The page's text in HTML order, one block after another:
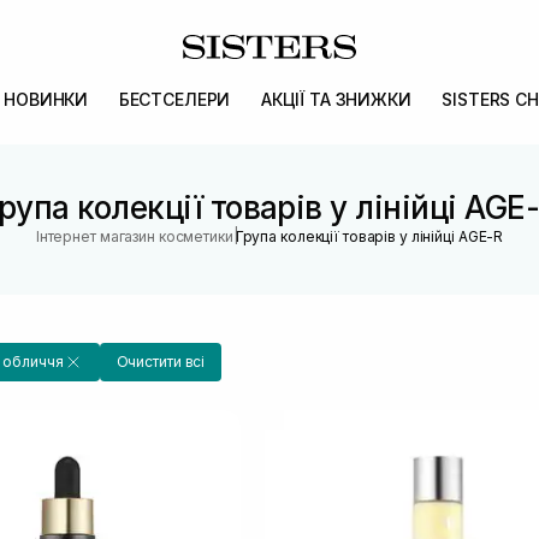
НОВИНКИ БЕСТСЕЛЕРИ АКЦІЇ ТА ЗНИЖКИ SISTERS
колекції товарів у лінійці
Інтернет магазин косметики |Група колекції товарів у лінійці AGE-R
обличчя Очистити всі